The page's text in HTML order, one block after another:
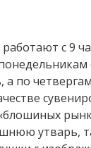
с 9
а по
утварь,